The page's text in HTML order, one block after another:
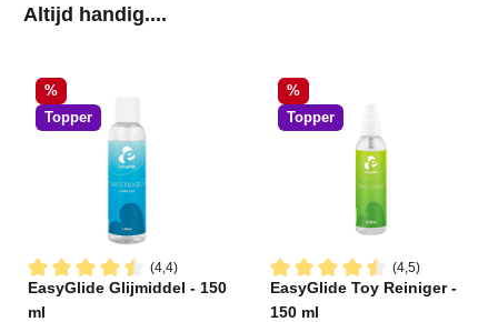
Productgalerij overslaan
Altijd handig....
Korting
%
Topper
(4,4)
Gemiddelde waardering van 4.4 van 5 sterren
EasyGlide Glijmiddel - 150
ml
Korting
%
Topper
(4,5)
Gemiddelde waardering van
EasyGlide Toy Reiniger -
150 ml